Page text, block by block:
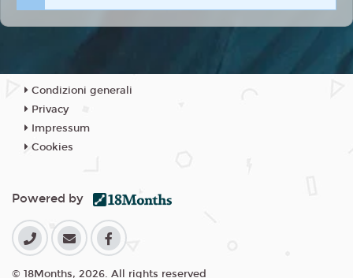
Condizioni generali
Privacy
Impressum
Cookies
Powered by
© 18Months, 2026. All rights reserved